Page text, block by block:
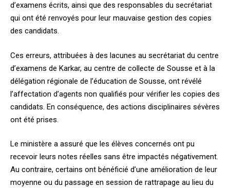
d’examens écrits, ainsi que des responsables du secrétariat
qui ont été renvoyés pour leur mauvaise gestion des copies
des candidats.
Ces erreurs, attribuées à des lacunes au secrétariat du centre
d’examens de Karkar, au centre de collecte de Sousse et à la
délégation régionale de l’éducation de Sousse, ont révélé
l’affectation d’agents non qualifiés pour vérifier les copies des
candidats. En conséquence, des actions disciplinaires sévères
ont été prises.
Le ministère a assuré que les élèves concernés ont pu
recevoir leurs notes réelles sans être impactés négativement.
Au contraire, certains ont bénéficié d’une amélioration de leur
moyenne ou du passage en session de rattrapage au lieu du